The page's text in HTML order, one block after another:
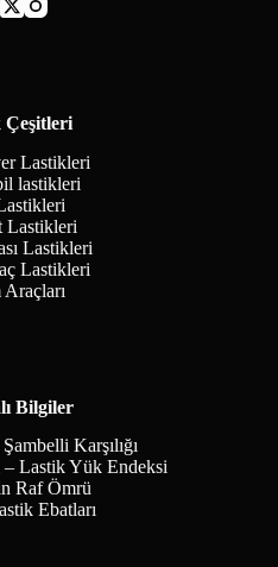
Çeşitleri
Lastikleri
lastikleri
Lastikleri
Lastikleri
Lastikleri
Araçları
Bilgiler
Karşılığı
– Lastik Yük Endeksi
Raf Ömrü
Ebatları